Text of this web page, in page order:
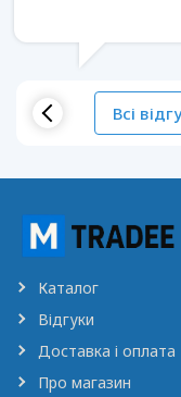
Всі
Каталог
Відгуки
Доставка і оплата
Про магазин